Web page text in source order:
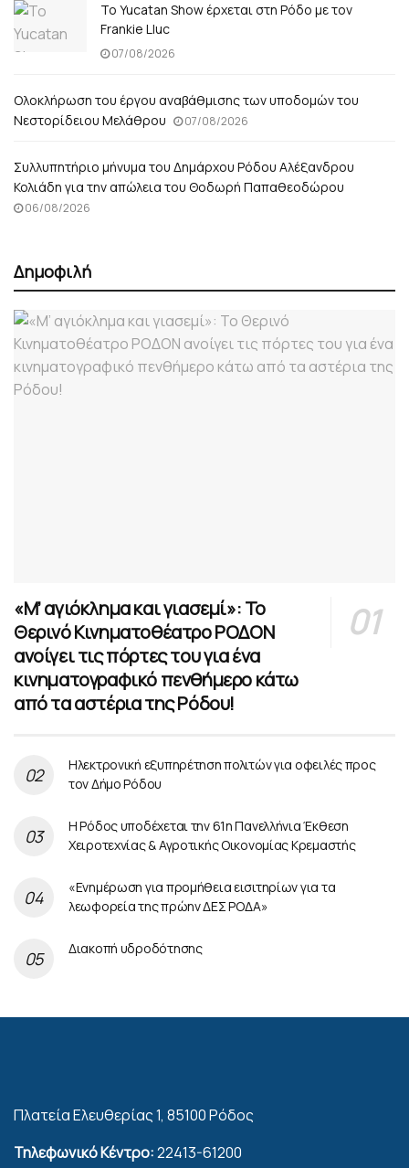
Το Yucatan Show έρχεται στη Ρόδο με τον
Frankie Lluc
07/08/2026
Ολοκλήρωση του έργου αναβάθμισης των υποδομών του
Νεστορίδειου Μελάθρου
07/08/2026
Συλλυπητήριο μήνυμα του Δημάρχου Ρόδου Αλέξανδρου
Κολιάδη για την απώλεια του Θοδωρή Παπαθεοδώρου
06/08/2026
Δημοφιλή
«Μ’ αγιόκλημα και γιασεμί»: Το
Θερινό Κινηματοθέατρο ΡΟΔΟΝ
ανοίγει τις πόρτες του για ένα
κινηματογραφικό πενθήμερο κάτω
από τα αστέρια της Ρόδου!
Ηλεκτρονική εξυπηρέτηση πολιτών για οφειλές προς
τον Δήμο Ρόδου
Η Ρόδος υποδέχεται την 61η Πανελλήνια Έκθεση
Χειροτεχνίας & Αγροτικής Οικονομίας Κρεμαστής
«Ενημέρωση για προμήθεια εισιτηρίων για τα
λεωφορεία της πρώην ΔΕΣ ΡΟΔΑ»
Διακοπή υδροδότησης
Πλατεία Ελευθερίας 1, 85100 Ρόδος
Τηλεφωνικό Κέντρο:22413-61200